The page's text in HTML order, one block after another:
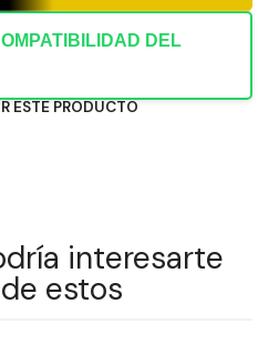
DEL
ESTE PRODUCTO
interesarte
estos